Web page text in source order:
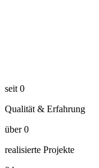
seit 0
Qualität & Erfahrung
über 0
realisierte Projekte